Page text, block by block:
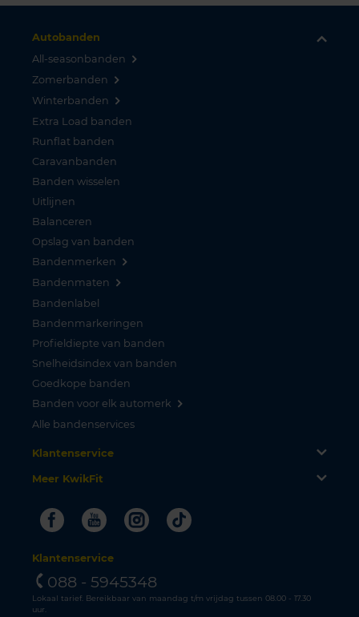
Autobanden
All-seasonbanden
Zomerbanden
Winterbanden
Extra Load banden
Runflat banden
Caravanbanden
Banden wisselen
Uitlijnen
Balanceren
Opslag van banden
Bandenmerken
Bandenmaten
Bandenlabel
Bandenmarkeringen
Profieldiepte van banden
Snelheidsindex van banden
Goedkope banden
Banden voor elk automerk
Alle bandenservices
Klantenservice
Meer KwikFit
FacebookYoutubeInstagram
Tiktok
Klantenservice
088 - 5945348
Lokaal tarief. Bereikbaar van maandag t/m vrijdag tussen 08.00 - 17.30
uur.